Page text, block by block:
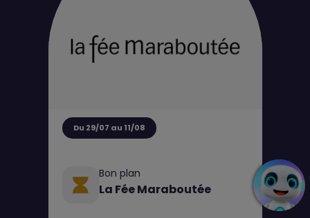
Du 29/07 au 11/08
Bon plan
La Fée Maraboutée